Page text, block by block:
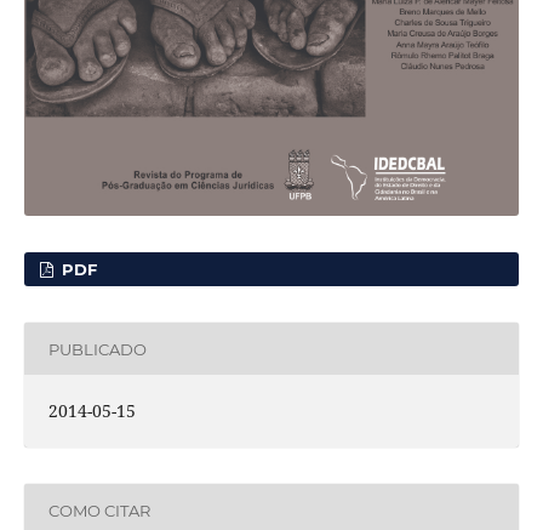
PDF
PUBLICADO
2014-05-15
COMO CITAR